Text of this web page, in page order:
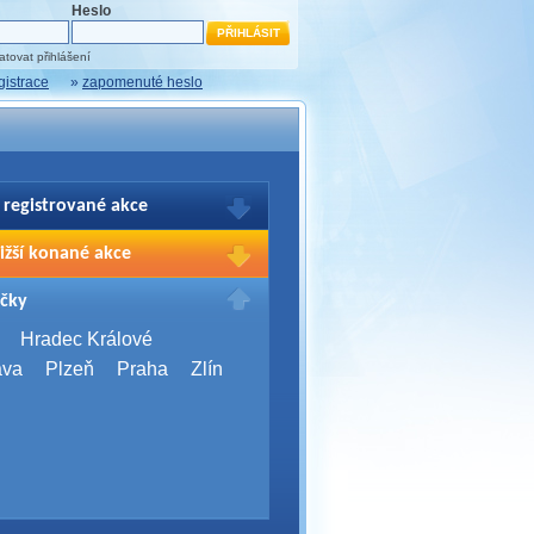
Heslo
přihlášení
» zapomenuté heslo
registrované akce
Vašich registrací na akce
přihlašte.
konané akce
2026
Brno
Server Bootcamp 2026
Hradec Králové
Plzeň Praha Zlín